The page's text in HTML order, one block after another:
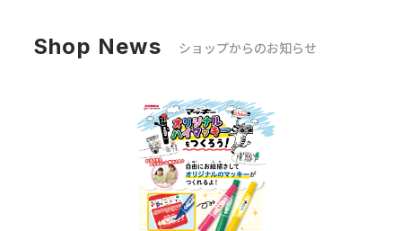
Shop News ショップからのお知らせ